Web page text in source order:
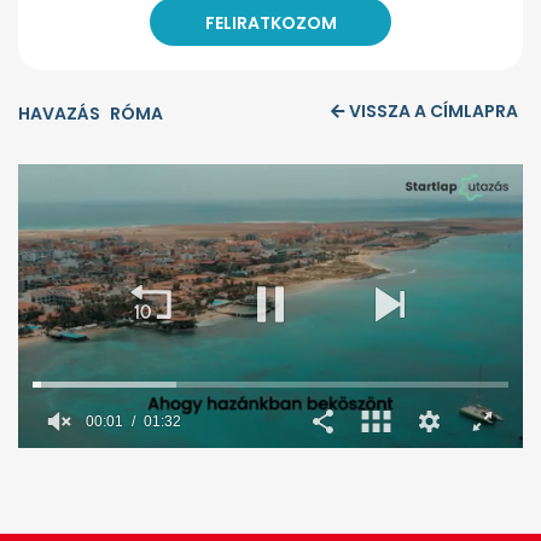
HAVAZÁS RÓMA VISSZA A CÍMLAPRA
minute,
00:02 01:32